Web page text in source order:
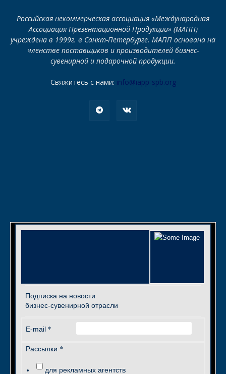
Российская некоммерческая ассоциация «Международная
Ассоциация Презентационной Продукции» (МАПП)
учреждена в 1999г. в Санкт-Петербурге. МАПП основана на
членстве поставщиков и производителей бизнес-
сувенирной и подарочной продукции.
Свяжитесь с нами: info@iapp-spb.org
Подписка на новости
бизнес-сувенирной отрасли
E-mail *
Рассылки *
для рекламных агентств